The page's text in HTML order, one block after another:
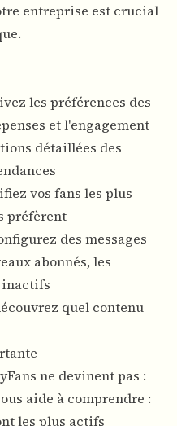
entreprise est crucial
les préférences des
et l'engagement
détaillées des
vos fans les plus
préfèrent
des messages
abonnés, les
inactifs
quel contenu
ne devinent pas :
aide à comprendre :
les plus actifs